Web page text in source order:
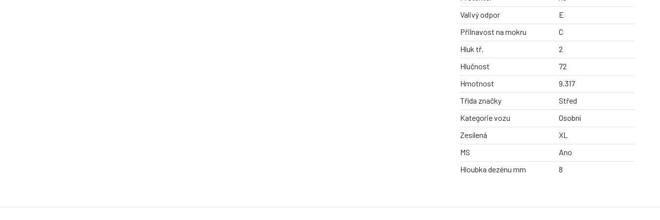
Valivý odpor
E
Přilnavost na mokru
C
Hluk tř.
2
Hlučnost
72
Hmotnost
9.317
Třída značky
Střed
Kategorie vozu
Osobní
Zesílená
XL
MS
Ano
Hloubka dezénu mm
8